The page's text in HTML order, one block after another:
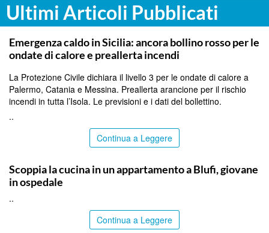
Ultimi Articoli Pubblicati
PALERMO
Emergenza caldo in Sicilia: ancora bollino rosso per le
ondate di calore e preallerta incendi
La Protezione Civile dichiara il livello 3 per le ondate di calore a
Palermo, Catania e Messina. Preallerta arancione per il rischio
incendi in tutta l’Isola. Le previsioni e i dati del bollettino.
..
Continua a Leggere
Scoppia la cucina in un appartamento a Blufi, giovane
in ospedale
..
Continua a Leggere